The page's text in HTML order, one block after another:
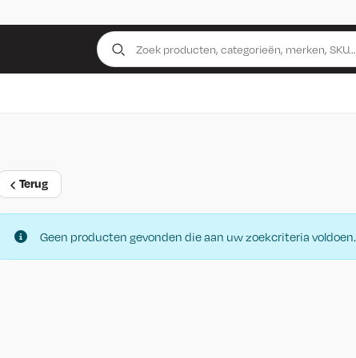
Terug
Geen producten gevonden die aan uw zoekcriteria voldoen.